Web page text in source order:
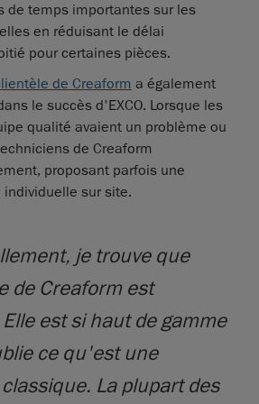
de temps importantes sur les
en réduisant le délai
pour certaines pièces.
de Creaform a également
le succès d'EXCO. Lorsque les
qualité avaient un problème ou
de Creaform
proposant parfois une
sur site.
je trouve que
de Creaform est
est si haut de gamme
ce qu'est une
La plupart des